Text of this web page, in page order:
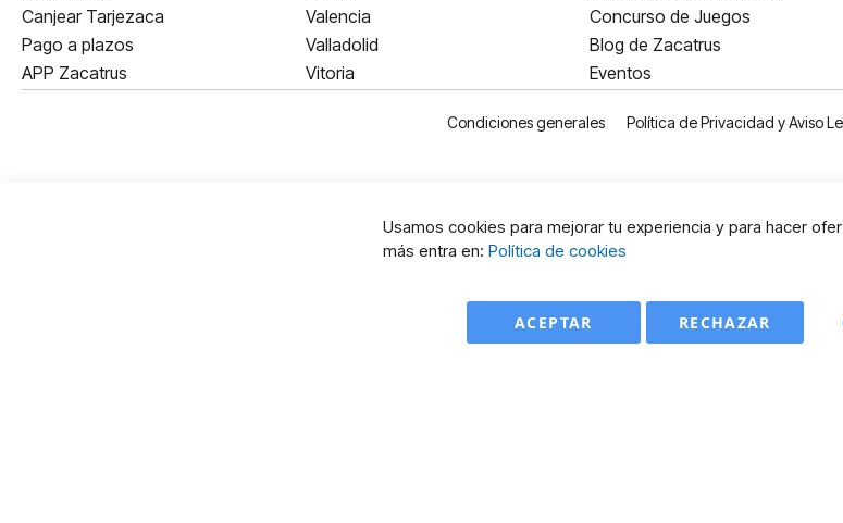
Canjear Tarjezaca
Pago a plazos
APP Zacatrus
Valencia
Valladolid
Vitoria
Concurso de Juegos
Blog de Zacatrus
Eventos
Condiciones generales Política de Privacidad y Aviso
Usamos cookies para mejorar tu experiencia y para hacer
más entra en: Política de cookies
ACEPTAR RECHAZAR